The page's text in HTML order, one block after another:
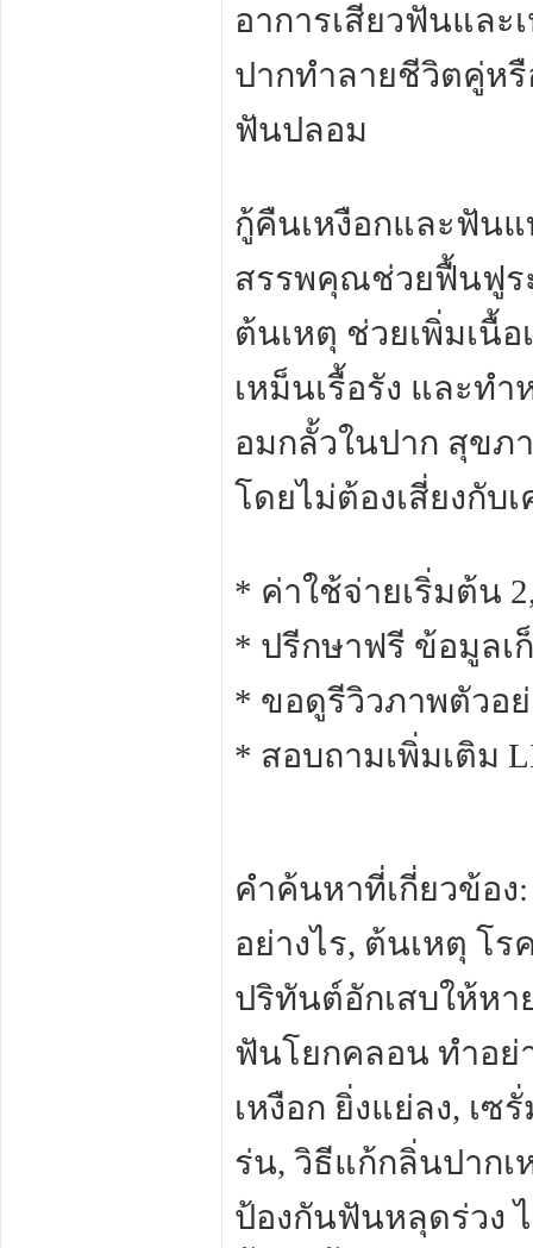
อาการเสียวฟันและ
ปากทำลายชีวิตคู่หรื
ฟันปลอม
กู้คืนเหงือกและฟัน
สรรพคุณช่วยฟื้นฟูร
ต้นเหตุ ช่วยเพิ่มเนื้
เหม็นเรื้อรัง และท
อมกลั้วในปาก สุขภ
โดยไม่ต้องเสี่ยงกับ
* ค่าใช้จ่ายเริ่มต้น
* ปรีกษาฟรี ข้อมูลเ
* ขอดูรีวิวภาพตัวอ
* สอบถามเพิ่มเติม
คำค้นหาที่เกี่ยวข้อง
อย่างไร, ต้นเหตุ โ
ปริทันต์อักเสบให้หา
ฟันโยกคลอน ทำอย่
เหงือก ยิ่งแย่ลง, เซ
ร่น, วิธีแก้กลิ่นปาก
ป้องกันฟันหลุดร่วง